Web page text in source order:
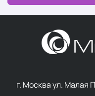
г. Москва ул. Малая